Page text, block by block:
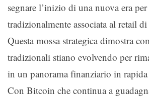
segnare l’inizio di una nuova era per
tradizionalmente associata al retail
Questa mossa strategica dimostra
tradizionali stiano evolvendo per
in un panorama finanziario in
Con Bitcoin che continua a